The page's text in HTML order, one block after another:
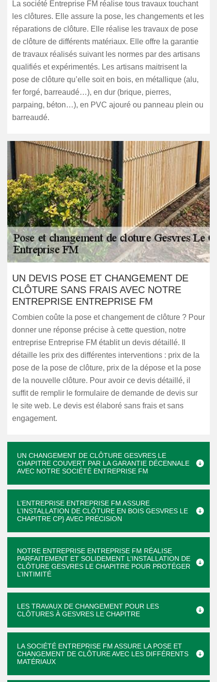
La société Entreprise FM réalise tous travaux touchant
les clôtures. Elle assure la pose, les changements et les
réparations de clôture. Elle réalise les travaux de pose
de clôture de différents matériaux. Elle offre la garantie
de travaux réalisés suivant les normes par des artisans
qualifiés et expérimentés. Les artisans maitrisent la
pose de clôture qu’elle soit en bois, en métallique (alu,
fer forgé, barreaudé…), en dur (brique, pierres,
parpaing, béton…), en PVC ajouré ou panneau plein ou
barreaudé.
UN DEVIS POSE ET CHANGEMENT DE
CLÔTURE SANS FRAIS AVEC NOTRE
ENTREPRISE ENTREPRISE FM
Combien coûte la pose et changement de clôture ? Pour
donner une réponse précise à cette question, notre
entreprise Entreprise FM établit un devis détaillé. Il
détaille les prix des différentes interventions : prix de la
pose de la pose de clôture, prix de la dépose et la pose
de la nouvelle clôture. Pour avoir ce devis détaillé, il
suffit de remplir le formulaire de demande de devis sur
le site web. Le devis est élaboré sans frais et sans
engagement.
UN CHANGEMENT DE CLÔTURE GESVRES LE
CHAPITRE COUVERT PAR LA GARANTIE DÉCENNALE
AVEC NOTRE SOCIÉTÉ ENTREPRISE FM
L’ENTREPRISE ENTREPRISE FM ASSURE
L’INSTALLATION DE CLÔTURE EN BOIS GESVRES LE
CHAPITRE CP} AVEC PRÉCISION
NOTRE ENTREPRISE ENTREPRISE FM RÉALISE
PARFAITEMENT ET SOLIDEMENT L’INSTALLATION DE
CLÔTURE GESVRES LE CHAPITRE POUR PROTÉGER
L’INTIMITÉ
LES TRAVAUX DE CHANGEMENT POUR LES
CLÔTURES À GESVRES LE CHAPITRE
LA SOCIÉTÉ ENTREPRISE FM ASSURE LA POSE ET
CHANGEMENT DE CLÔTURE AVEC LES DIFFÉRENTS
MATÉRIAUX